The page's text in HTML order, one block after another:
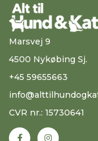
Marsvej 9
4500 Nykøbing Sj.
+45 59655663
CVR nr.: 15730641